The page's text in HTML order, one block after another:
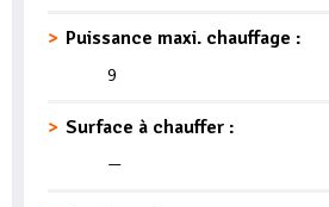
Puissance maxi. chauffage :
9
Surface à chauffer :
—